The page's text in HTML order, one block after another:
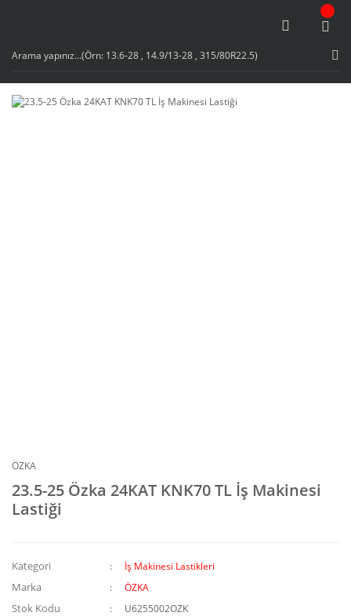
ÖZKA
23.5-25 Özka 24KAT KNK70 TL İş Makinesi
Lastiği
Kategori İş Makinesi Lastikleri
Marka ÖZKA
Stok Kodu U6255002OZK